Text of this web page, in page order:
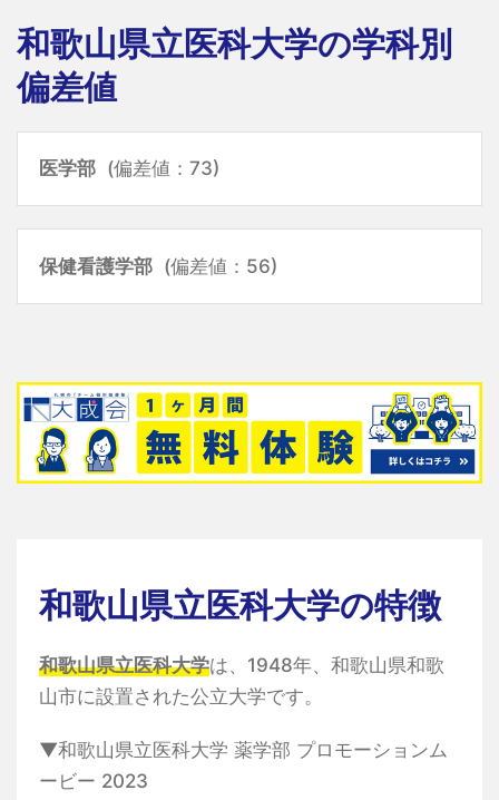
和歌山県立医科大学の学科別
偏差値
医学部 (偏差値：73)
保健看護学部 (偏差値：56)
和歌山県立医科大学の特徴
和歌山県立医科大学は、1948年、和歌山県和歌
山市に設置された公立大学です。
▼和歌山県立医科大学 薬学部 プロモーションム
ービー 2023